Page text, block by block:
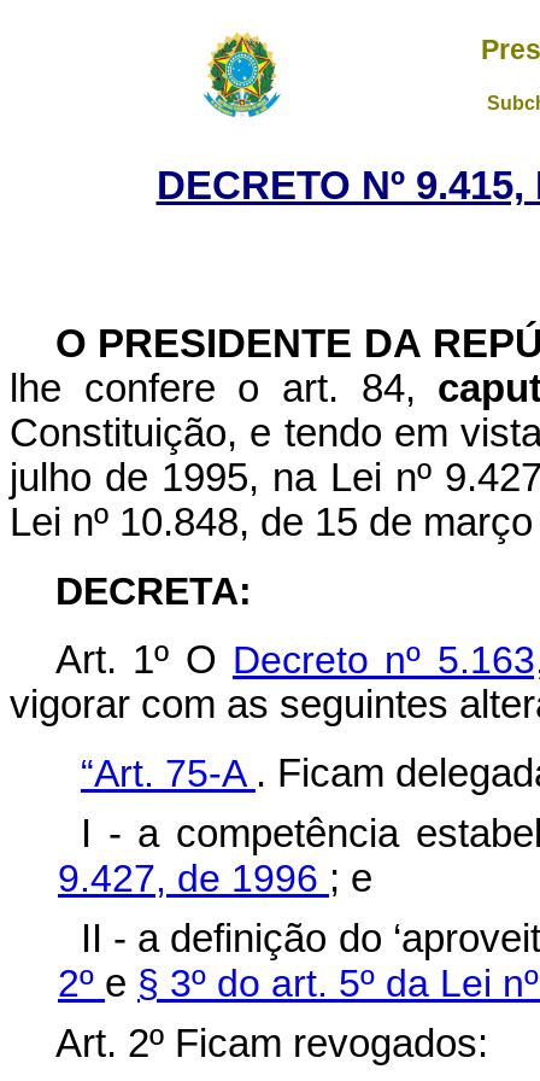
DECRETO Nº
O PRESIDENTE DA
lhe confere o art. 84,
Constituição, e tendo em
julho de 1995, na Lei nº
Lei nº 10.848, de 15 de
DECRETA:
Art. 1º O Decreto nº
vigorar com as seguintes
“Art. 75-A . Ficam
I - a competência
9.427, de 1996 ; e
II - a definição do
2º e § 3º do art. 5º da Lei
Art. 2º Ficam revogados: